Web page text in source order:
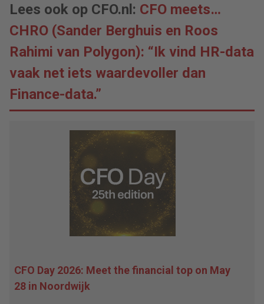
Lees ook op CFO.nl: CFO meets…
CHRO (Sander Berghuis en Roos
Rahimi van Polygon): “Ik vind HR-data
vaak net iets waardevoller dan
Finance-data.”
CFO Day 2026: Meet the financial top on May
28 in Noordwijk